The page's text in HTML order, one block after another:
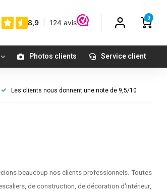
0
Photos clients Service client
Les clients nous donnent une note de 9,5/10
beaucoup nos clients professionnels. Toutes
de construction, de décoration d'intérieur,